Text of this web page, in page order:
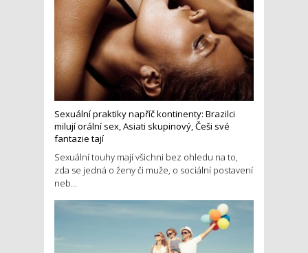
Sexuální praktiky napříč kontinenty: Brazilci
milují orální sex, Asiati skupinový, Češi své
fantazie tají
Sexuální touhy mají všichni bez ohledu na to,
zda se jedná o ženy či muže, o sociální postavení
neb...